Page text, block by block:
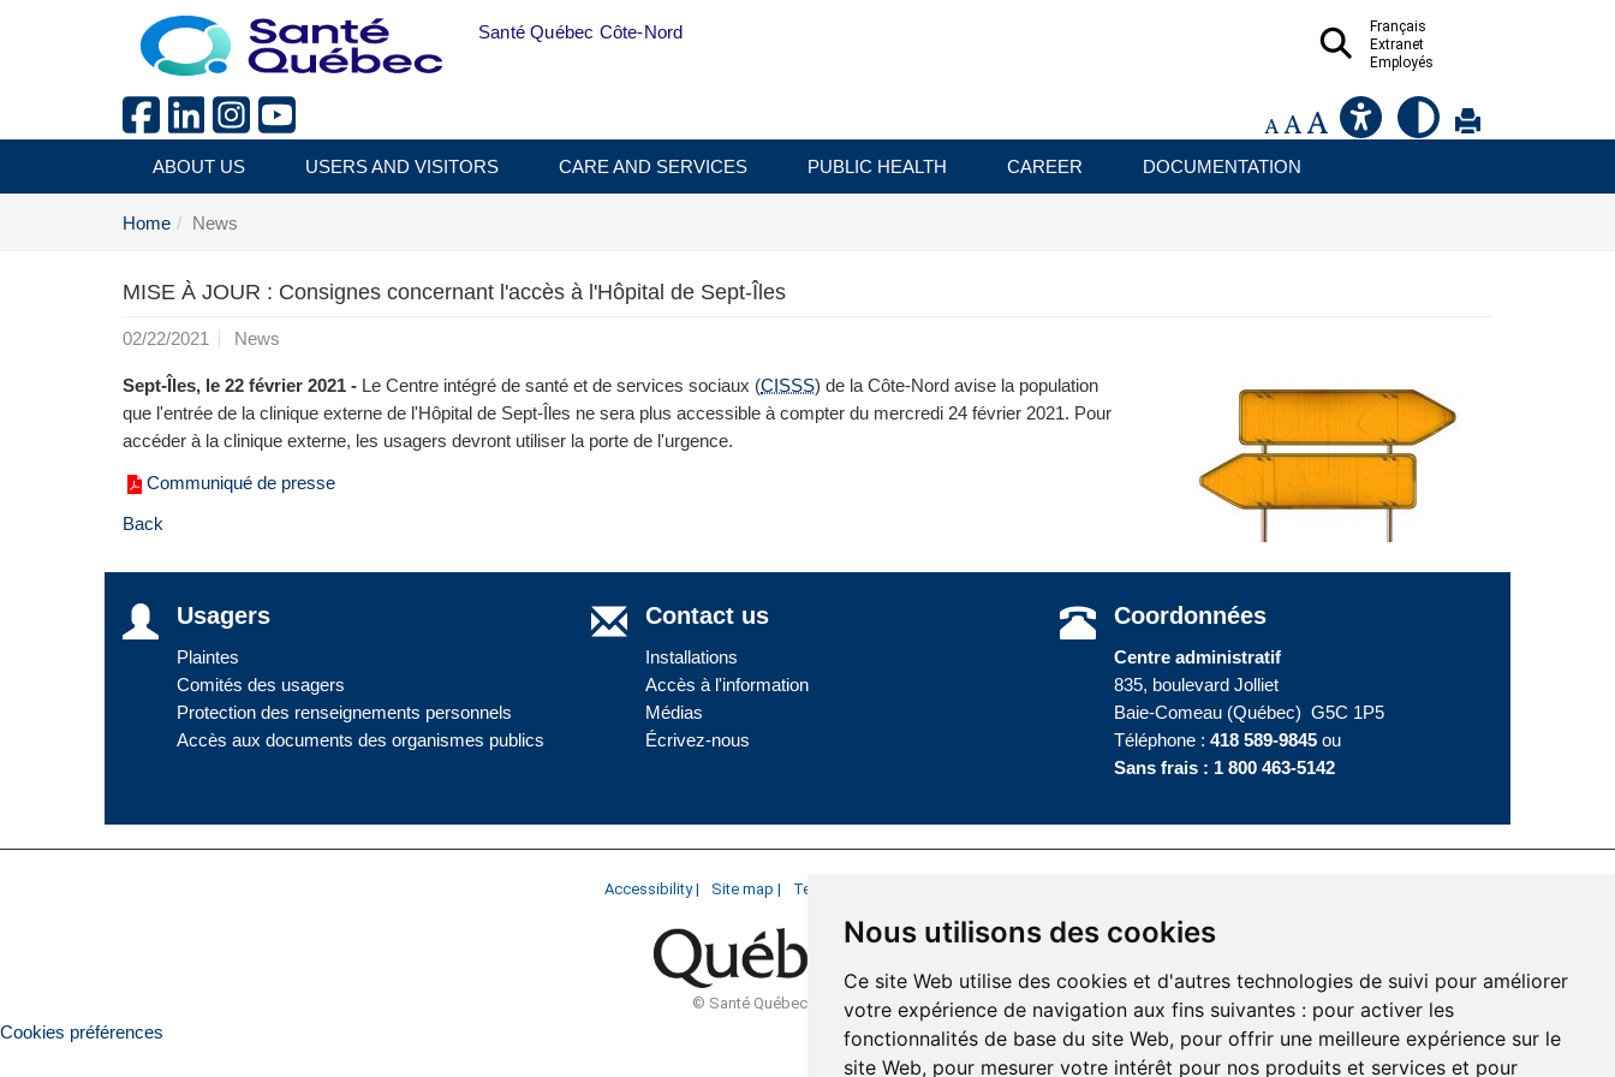
Nous utilisons des cookies
Ce site Web utilise des cookies et d'autres technologies de suivi pour améliorer
votre expérience de navigation aux fins suivantes : pour activer les
fonctionnalités de base du site Web, pour offrir une meilleure expérience sur le
site Web, pour mesurer votre intérêt pour nos produits et services et pour
Français
Extranet
Employés
Santé Québec Côte-Nord
ABOUT US USERS AND VISITORS CARE AND SERVICES PUBLIC HEALTH CAREER DOCUMENTATION
Home News
MISE À JOUR : Consignes concernant l'accès à l'Hôpital de Sept-Îles
02/22/2021 News
Sept-Îles, le 22 février 2021 - Le Centre intégré de santé et de services sociaux (CISSS) de la Côte-Nord avise la population
que l'entrée de la clinique externe de l'Hôpital de Sept-Îles ne sera plus accessible à compter du mercredi 24 février 2021. Pour
accéder à la clinique externe, les usagers devront utiliser la porte de l'urgence.
Communiqué de presse
Back
Usagers
Plaintes
Comités des usagers
Protection des renseignements personnels
Accès aux documents des organismes publics
Contact us
Installations
Accès à l'information
Médias
Écrivez-nous
Coordonnées
Centre administratif
835, boulevard Jolliet
Baie-Comeau (Québec) G5C 1P5
Téléphone : 418 589-9845 ou
Sans frais : 1 800 463-5142
Accessibility | Site map | Terms of Use |
© Santé Québec Côte-Nord, 2026
Cookies préférences